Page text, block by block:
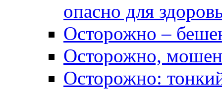
опасно для
Осторожно –
Осторожно,
Осторожно: